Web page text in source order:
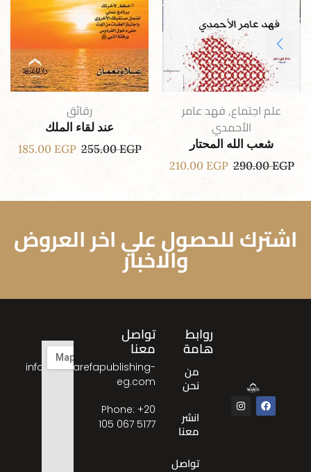
علم اجتماع,فهد عامر
الأحمدي
شعب الله المحتار
290.00EGP
210.00 EGP
رقائق
عند لقاء الملك
255.00EGP
185.00 EGP
اشترك للحصول علي اخر العروض
والاخبار
روابط
هامة
من
نحن
انشر
معنا
تواصل
تواصل
معنا
info@almarefapublishing-
eg.com
Phone: ‎+20
105 067 5177